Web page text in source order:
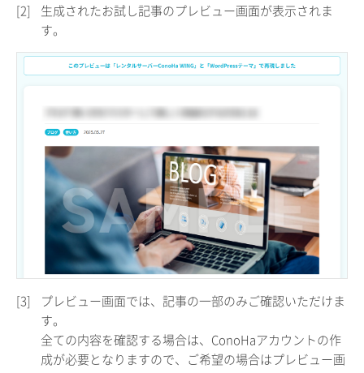
[2]
生成されたお試し記事のプレビュー画面が表示されま
す。
[3]
プレビュー画面では、記事の一部のみご確認いただけま
す。
全ての内容を確認する場合は、ConoHaアカウントの作
成が必要となりますので、ご希望の場合はプレビュー画